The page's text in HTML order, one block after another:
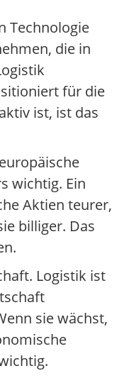
Technologie
die in
für die
ist, ist das
wichtig. Ein
Aktien teurer,
billiger. Das
Logistik ist
sie wächst,